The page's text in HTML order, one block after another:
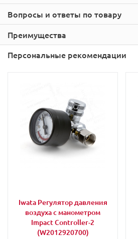
Вопросы и ответы по товару
Преимущества
Персональные рекомендации
Iwata Регулятор давления
воздуха с манометром
Impact Controller-2
(W2012920700)